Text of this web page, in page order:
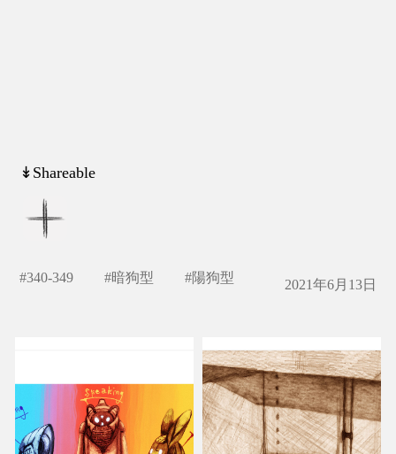
↡Shareable
#340-349 #暗狗型 #陽狗型 2021年6月13日